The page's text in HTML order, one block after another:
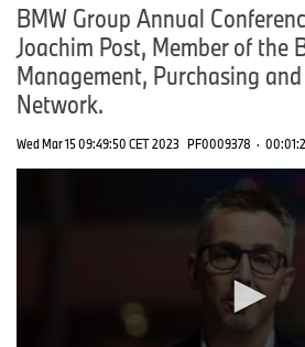
BMW Group Annual
Joachim Post, Member of the
Management, Purchasing
Network.
Wed Mar 15 09:49:50 CET 2023 PF0009378 ·